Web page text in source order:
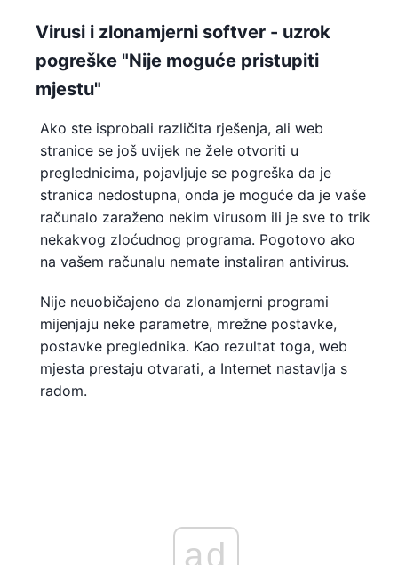
Virusi i zlonamjerni softver - uzrok
pogreške "Nije moguće pristupiti
mjestu"
Ako ste isprobali različita rješenja, ali web
stranice se još uvijek ne žele otvoriti u
preglednicima, pojavljuje se pogreška da je
stranica nedostupna, onda je moguće da je vaše
računalo zaraženo nekim virusom ili je sve to trik
nekakvog zloćudnog programa. Pogotovo ako
na vašem računalu nemate instaliran antivirus.
Nije neuobičajeno da zlonamjerni programi
mijenjaju neke parametre, mrežne postavke,
postavke preglednika. Kao rezultat toga, web
mjesta prestaju otvarati, a Internet nastavlja s
radom.
ad